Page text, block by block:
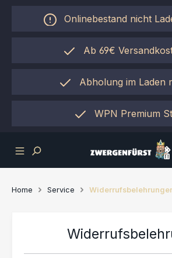
Zum Hauptinhalt springen
Onlinebestand nicht
Ab 69€
Abholung im Laden
einfach per
WPN Premium
Home Service